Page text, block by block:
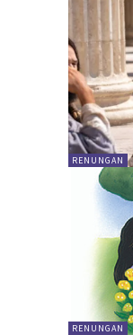
RENUNGAN
RENUNGAN